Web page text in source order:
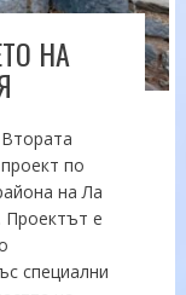
НА
по
на Ла
Проектът е
специални